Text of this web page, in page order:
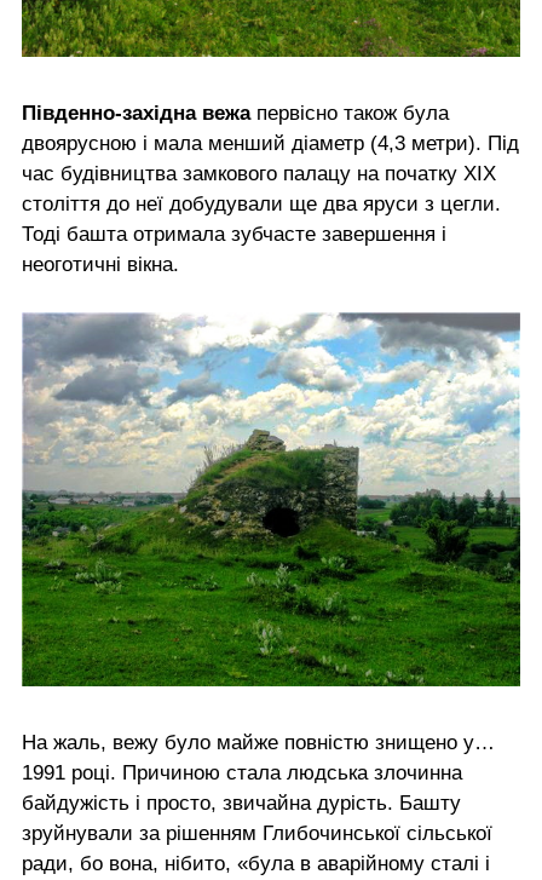
Південно-західна вежа первісно також була
двоярусною і мала менший діаметр (4,3 метри). Під
час будівництва замкового палацу на початку ХІХ
століття до неї добудували ще два яруси з цегли.
Тоді башта отримала зубчасте завершення і
неоготичні вікна.
На жаль, вежу було майже повністю знищено у…
1991 році. Причиною стала людська злочинна
байдужість і просто, звичайна дурість. Башту
зруйнували за рішенням Глибочинської сільської
ради, бо вона, нібито, «була в аварійному сталі і